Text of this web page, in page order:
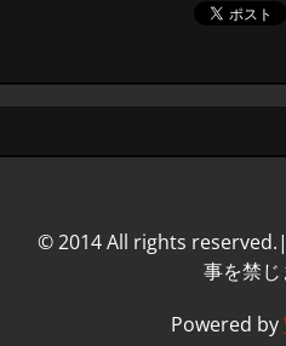
© 2014 All rights
事を禁じ
Powered by